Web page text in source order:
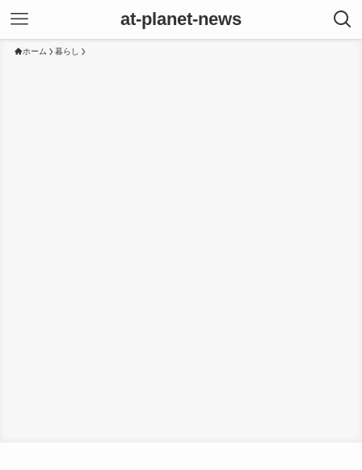
at-planet-news
ホーム 暮らし